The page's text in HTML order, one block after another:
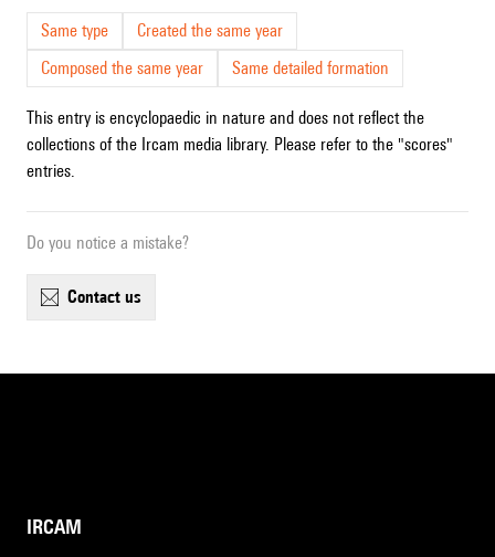
Same type
Created the same year
Composed the same year
Same detailed formation
This entry is encyclopaedic in nature and does not reflect the
collections of the Ircam media library. Please refer to the "scores"
entries.
Do you notice a mistake?
contact us
IRCAM